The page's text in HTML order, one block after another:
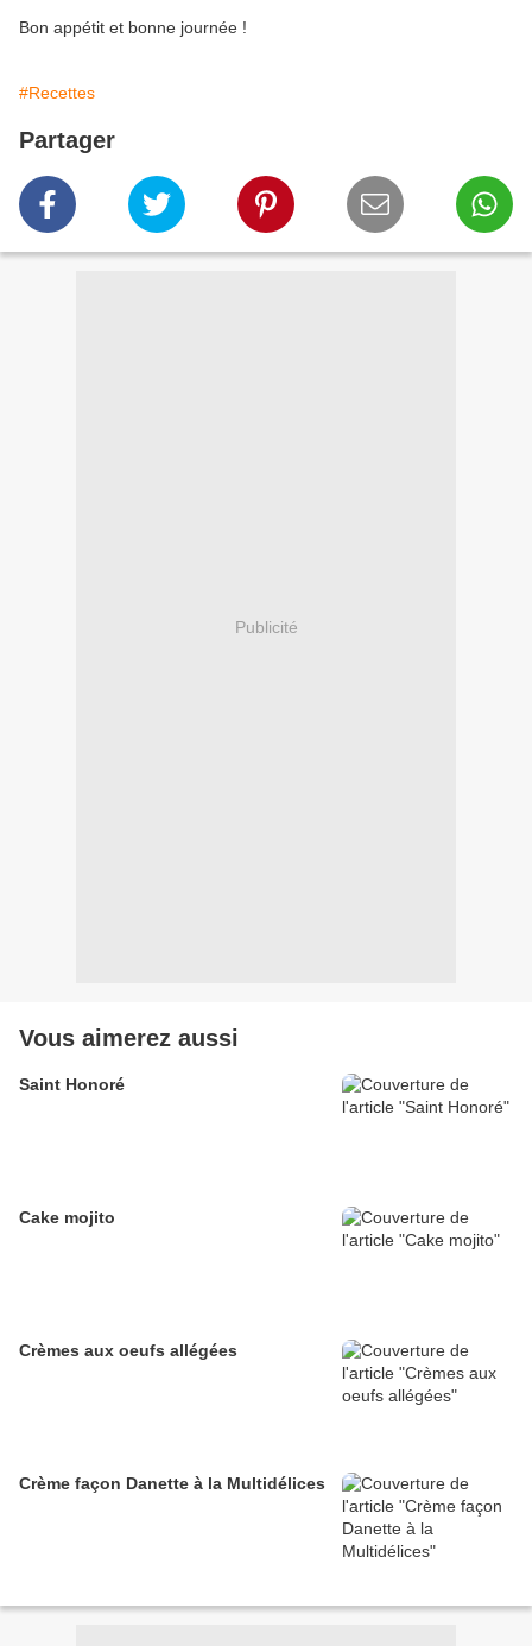
Bon appétit et bonne journée !
#Recettes
Partager
Publicité
Vous aimerez aussi
Saint Honoré
Cake mojito
Crèmes aux oeufs allégées
Crème façon Danette à la Multidélices